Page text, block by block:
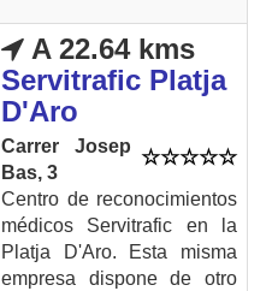
A 22.64 kms
Servitrafic Platja
D'Aro
Carrer Josep
Bas, 3
Centro de reconocimientos
médicos Servitrafic en la
Platja D'Aro. Esta misma
empresa dispone de otro